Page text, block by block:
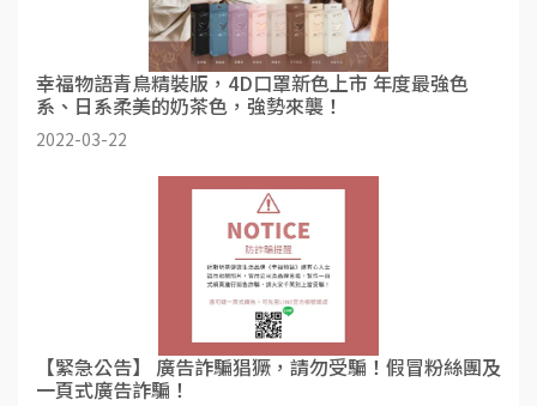
幸福物語青鳥精裝版，4D口罩新色上市 年度最強色
系、日系柔美的奶茶色，強勢來襲！
2022-03-22
【緊急公告】 廣告詐騙猖獗，請勿受騙！假冒粉絲團及
一頁式廣告詐騙！